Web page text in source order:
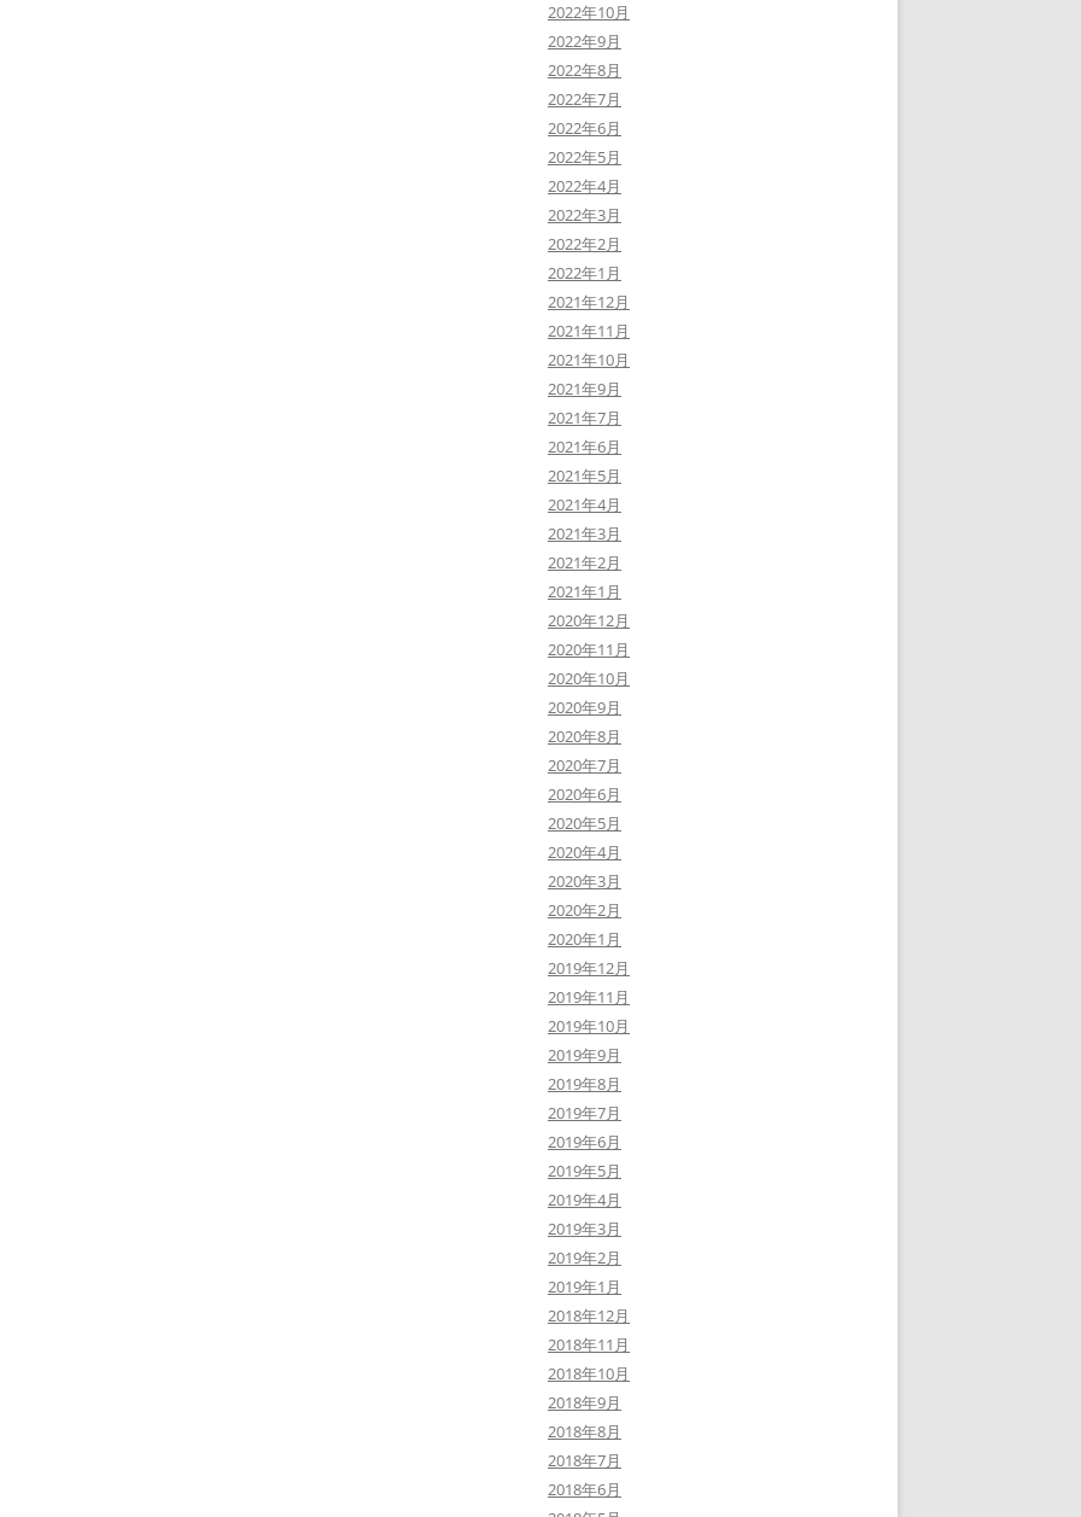
2022年10月
2022年9月
2022年8月
2022年7月
2022年6月
2022年5月
2022年4月
2022年3月
2022年2月
2022年1月
2021年12月
2021年11月
2021年10月
2021年9月
2021年7月
2021年6月
2021年5月
2021年4月
2021年3月
2021年2月
2021年1月
2020年12月
2020年11月
2020年10月
2020年9月
2020年8月
2020年7月
2020年6月
2020年5月
2020年4月
2020年3月
2020年2月
2020年1月
2019年12月
2019年11月
2019年10月
2019年9月
2019年8月
2019年7月
2019年6月
2019年5月
2019年4月
2019年3月
2019年2月
2019年1月
2018年12月
2018年11月
2018年10月
2018年9月
2018年8月
2018年7月
2018年6月